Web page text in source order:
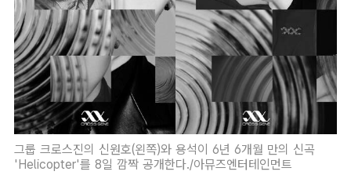
그룹 크로스진의 신원호(왼쪽)와 용석이 6년 6개월 만의 신곡
'Helicopter'를 8일 깜짝 공개한다./아뮤즈엔터테인먼트